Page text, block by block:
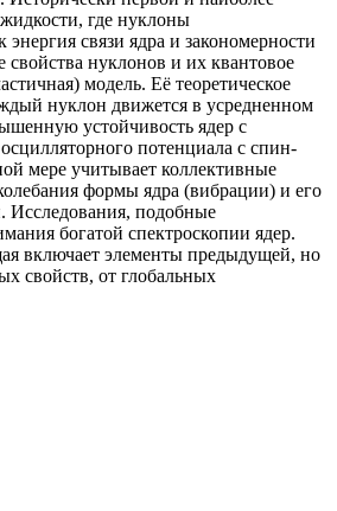
где нуклоны
связи ядра и закономерности
свойства нуклонов и их квантовое
модель. Её теоретическое
нуклон движется в усредненном
устойчивость ядер с
потенциала с спин-
мере учитывает коллективные
формы ядра (вибрации) и его
Исследования, подобные
богатой спектроскопии ядер.
включает элементы предыдущей, но
свойств, от глобальных